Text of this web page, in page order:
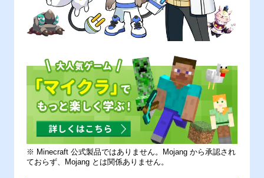
※ Minecraft 公式製品ではありません。Mojang から承認され
ておらず、Mojang とは関係ありません。